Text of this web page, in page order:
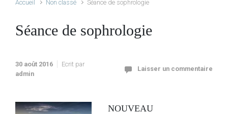
Accueil Non classé Séance de sophrologie
Séance de sophrologie
30 août 2016
Ecrit par
admin
Laisser un commentaire
NOUVEAU